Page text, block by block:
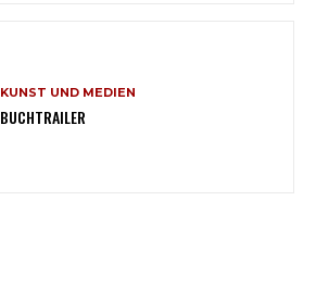
KUNST UND MEDIEN
BUCHTRAILER